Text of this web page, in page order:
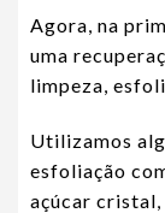
Agora, na
uma
limpeza,
Utilizamos
esfoliação
açúcar cristal,